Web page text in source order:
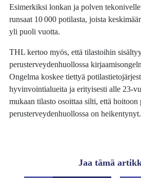
Esimerkiksi lonkan ja polven
runsaat 10 000 potilasta, joista
yli puoli vuotta.
THL kertoo myös, että tilastoihin
perusterveydenhuollossa
Ongelma koskee tiettyä
hyvinvointialueita ja erityisesti alle 23-
mukaan tilasto osoittaa silti, että hoitoon
perusterveydenhuollossa on heikentynyt.
Jaa tämä